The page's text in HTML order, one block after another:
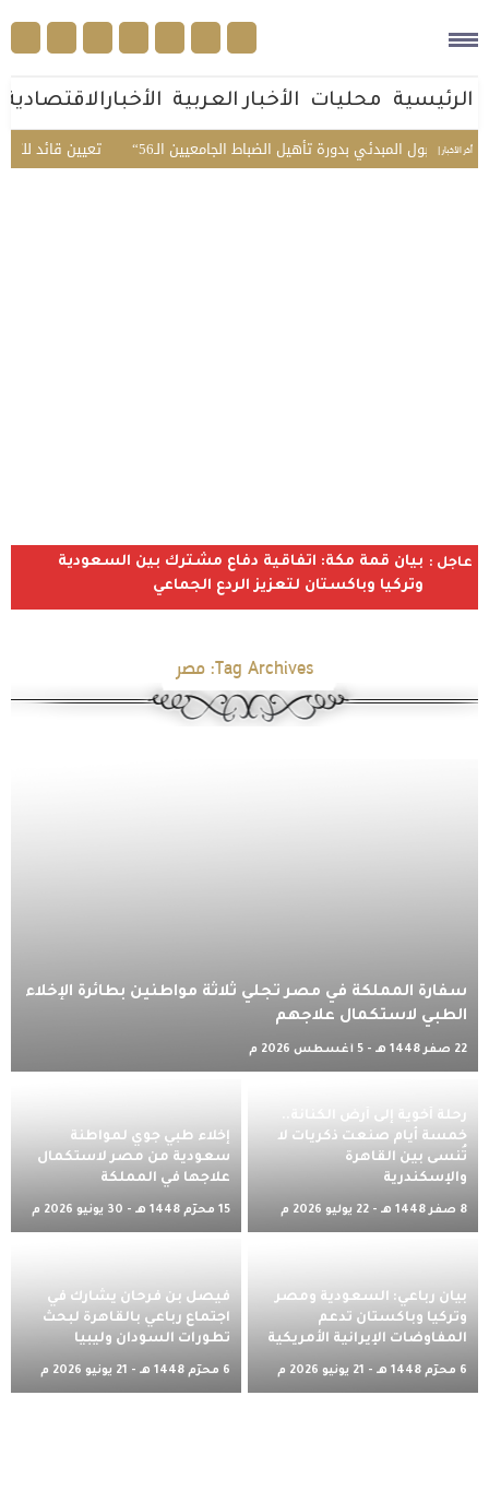
الرئيسية محليات الأخبار العربية الأخبارالاقتصادية
أخر الأخبار | تعيين قائد للتحالف المبدئي بدورة تأهيل الضباط الجامعيين الـ56
عاجل : بيان قمة مكة: اتفاقية دفاع مشترك بين السعودية
وتركيا وباكستان لتعزيز الردع الجماعي
Tag Archives: مصر
سفارة المملكة في مصر تُجلي ثلاثة مواطنين بطائرة الإخلاء
الطبي لاستكمال علاجهم
22 صفر 1448 هـ - 5 أغسطس 2026 م
رحلة أخوية إلى أرض الكنانة..
خمسة أيام صنعت ذكريات لا
تُنسى بين القاهرة
والإسكندرية
8 صفر 1448 هـ - 22 يوليو 2026 م
إخلاء طبي جوي لمواطنة
سعودية من مصر لاستكمال
علاجها في المملكة
15 محرّم 1448 هـ - 30 يونيو 2026 م
بيان رباعي: السعودية ومصر
وتركيا وباكستان تدعم
المفاوضات الإيرانية الأمريكية
6 محرّم 1448 هـ - 21 يونيو 2026 م
فيصل بن فرحان يشارك في
اجتماع رباعي بالقاهرة لبحث
تطورات السودان وليبيا
6 محرّم 1448 هـ - 21 يونيو 2026 م